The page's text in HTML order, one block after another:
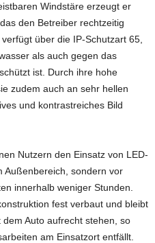
Windstäre erzeugt er
den Betreiber rechtzeitig
über die IP-Schutzart 65,
als auch gegen das
ist. Durch ihre hohe
zudem auch an sehr hellen
und kontrastreiches Bild
Nutzern den Einsatz von LED-
Außenbereich, sondern vor
innerhalb weniger Stunden.
fest verbaut und bleibt
Auto aufrecht stehen, so
am Einsatzort entfällt.